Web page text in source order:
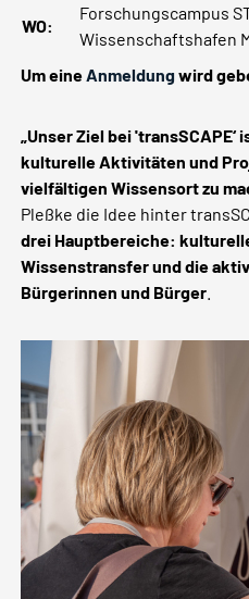
WO:
Forschungscampus
Wissenschaftshafen
Um eineAnmeldungwird
„Unser Ziel bei 'transSCAPE‘
kulturelle Aktivitäten und
vielfältigen Wissensort zu
Pleßke die Idee hinter
drei Hauptbereiche:
Wissenstransfer und die
Bürgerinnen und Bürger